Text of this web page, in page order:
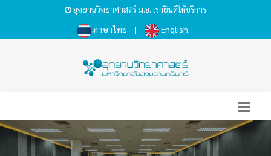
อุทยานวิทยาศาสตร์ ม.อ. เรายินดีให้บริการ
ภาษาไทย | English